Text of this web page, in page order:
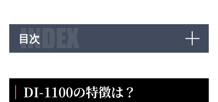
目次
DI-1100の特徴は？